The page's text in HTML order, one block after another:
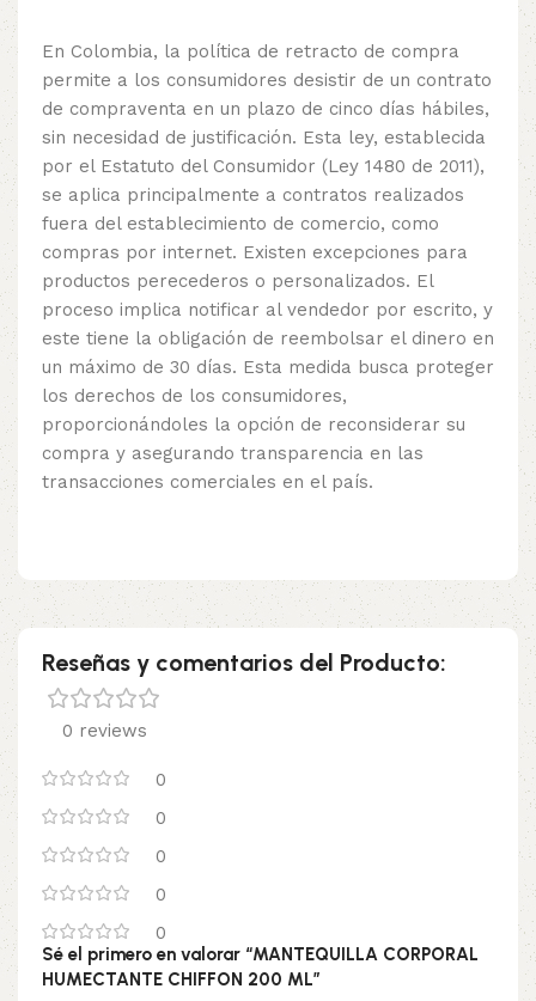
En Colombia, la política de retracto de compra
permite a los consumidores desistir de un contrato
de compraventa en un plazo de cinco días hábiles,
sin necesidad de justificación. Esta ley, establecida
por el Estatuto del Consumidor (Ley 1480 de 2011),
se aplica principalmente a contratos realizados
fuera del establecimiento de comercio, como
compras por internet. Existen excepciones para
productos perecederos o personalizados. El
proceso implica notificar al vendedor por escrito, y
este tiene la obligación de reembolsar el dinero en
un máximo de 30 días. Esta medida busca proteger
los derechos de los consumidores,
proporcionándoles la opción de reconsiderar su
compra y asegurando transparencia en las
transacciones comerciales en el país.
Reseñas y comentarios del Producto:
0 reviews
0
0
0
0
0
Sé el primero en valorar “MANTEQUILLA CORPORAL
HUMECTANTE CHIFFON 200 ML”